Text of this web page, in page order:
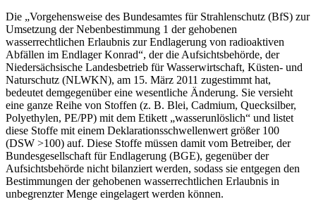
Die „Vorgehensweise des Bundesamtes für Strahlenschutz (BfS) zur
Umsetzung der Nebenbestimmung 1 der gehobenen
wasserrechtlichen Erlaubnis zur Endlagerung von radioaktiven
Abfällen im Endlager Konrad“, der die Aufsichtsbehörde, der
Niedersächsische Landesbetrieb für Wasserwirtschaft, Küsten- und
Naturschutz (NLWKN), am 15. März 2011 zugestimmt hat,
bedeutet demgegenüber eine wesentliche Änderung. Sie versieht
eine ganze Reihe von Stoffen (z. B. Blei, Cadmium, Quecksilber,
Polyethylen, PE/PP) mit dem Etikett „wasserunlöslich“ und listet
diese Stoffe mit einem Deklarationsschwellenwert größer 100
(DSW >100) auf. Diese Stoffe müssen damit vom Betreiber, der
Bundesgesellschaft für Endlagerung (BGE), gegenüber der
Aufsichtsbehörde nicht bilanziert werden, sodass sie entgegen den
Bestimmungen der gehobenen wasserrechtlichen Erlaubnis in
unbegrenzter Menge eingelagert werden können.